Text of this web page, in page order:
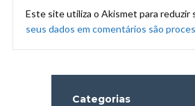
Este site utiliza o Akismet para reduzir
seus dados em comentários são
Categorias